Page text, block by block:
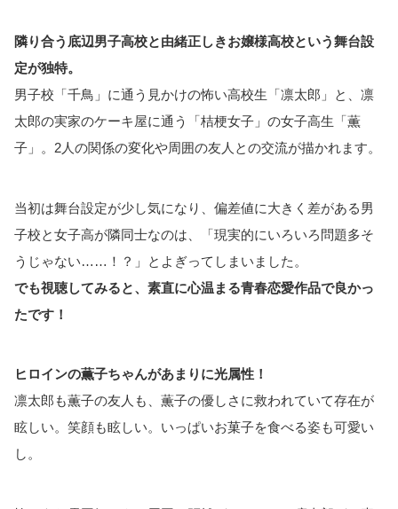
隣り合う底辺男子高校と由緒正しきお嬢様高校という舞台設
定が独特。
男子校「千鳥」に通う見かけの怖い高校生「凛太郎」と、凛
太郎の実家のケーキ屋に通う「桔梗女子」の女子高生「薫
子」。2人の関係の変化や周囲の友人との交流が描かれます。
当初は舞台設定が少し気になり、偏差値に大きく差がある男
子校と女子高が隣同士なのは、「現実的にいろいろ問題多そ
うじゃない……！？」とよぎってしまいました。
でも視聴してみると、素直に心温まる青春恋愛作品で良かっ
たです！
ヒロインの薫子ちゃんがあまりに光属性！
凛太郎も薫子の友人も、薫子の優しさに救われていて存在が
眩しい。笑顔も眩しい。いっぱいお菓子を食べる姿も可愛い
し。